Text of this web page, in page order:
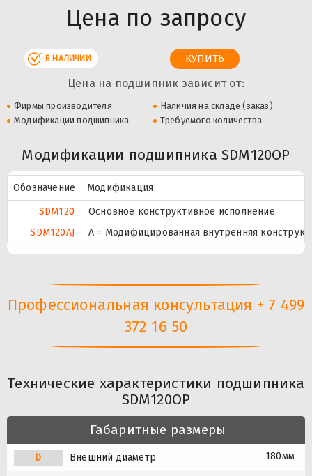
Цена по запросу
В НАЛИЧИИ
Цена на подшипник зависит от:
Фирмы производителя
Наличия на складе (заказ)
Модификации подшипника
Требуемого количества
Модификации подшипника SDM120OP
Обозначение
Модификация
SDM120
Основное конструктивное исполнение.
SDM120AJ
A = Модифицированная внутренняя
Профессиональная консультация + 7 499
372 16 50
Технические характеристики подшипника
SDM120OP
Габаритные размеры
D Внешний диаметр 180мм